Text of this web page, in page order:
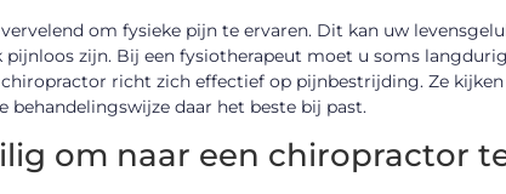
om fysieke pijn te ervaren. Dit kan uw
zijn. Bij een fysiotherapeut moet u soms
chiropractor richt zich effectief op pijnbestrijding. Ze
behandelingswijze daar het beste bij past.
om naar een chiropractor